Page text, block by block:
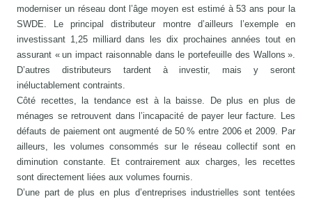
moderniser un réseau dont l’âge moyen est estimé à 53 ans pour la
SWDE. Le principal distributeur montre d’ailleurs l’exemple en
investissant 1,25 milliard dans les dix prochaines années tout en
assurant « un impact raisonnable dans le portefeuille des Wallons ».
D’autres distributeurs tardent à investir, mais y seront
inéluctablement contraints.
Côté recettes, la tendance est à la baisse. De plus en plus de
ménages se retrouvent dans l’incapacité de payer leur facture. Les
défauts de paiement ont augmenté de 50 % entre 2006 et 2009. Par
ailleurs, les volumes consommés sur le réseau collectif sont en
diminution constante. Et contrairement aux charges, les recettes
sont directement liées aux volumes fournis.
D’une part de plus en plus d’entreprises industrielles sont tentées